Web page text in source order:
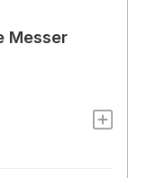
Messer